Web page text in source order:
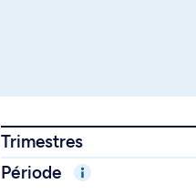
Trimestres
Période